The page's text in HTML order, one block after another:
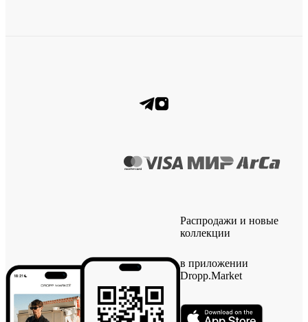
Распродажи и новые
коллекции
в приложении
Dropp.Market